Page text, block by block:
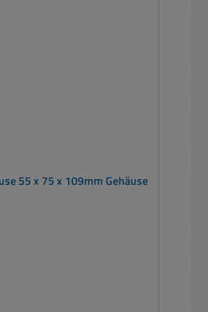
55 x 75 x 109mm Gehäuse